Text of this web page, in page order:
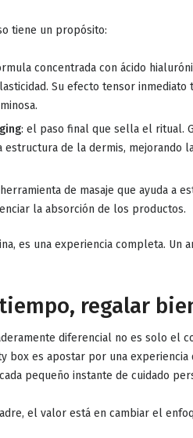
tiene un propósito:
concentrada con ácido
Su efecto tensor
: el paso final que sella el ritual.
estructura de la dermis, mejorando
de masaje que ayuda a
la absorción de los productos.
es una experiencia completa.
regalar
diferencial no es solo el
box es apostar por una
pequeño instante de cuidado
el valor está en cambiar el